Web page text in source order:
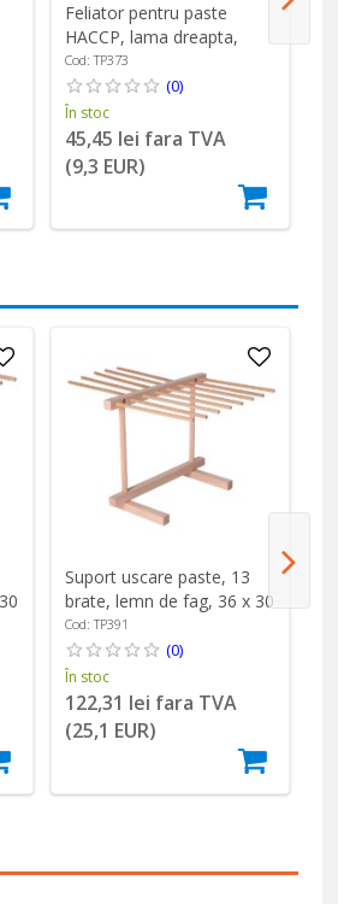
Feliator pentru paste
HACCP, lama dreapta,
plastic, 38 mm - Zokura
Cod: TP373
(0)
În stoc
45,45 lei fara TVA
(9,3 EUR)
Suport uscare paste, 13
brate, lemn de fag, 36 x 30
cm - Zokura
Cod: TP391
(0)
În stoc
122,31 lei fara TVA
(25,1 EUR)